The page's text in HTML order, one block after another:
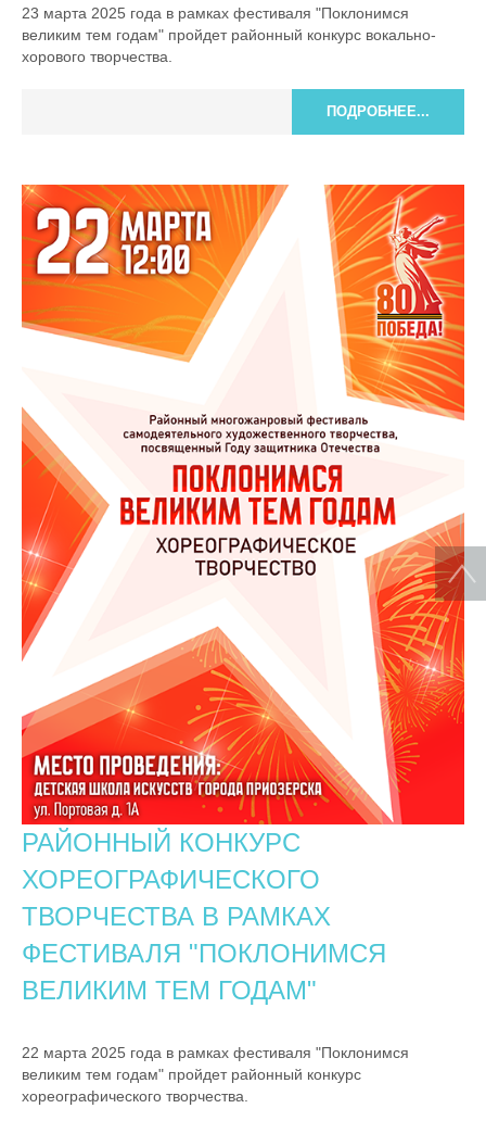
23 марта 2025 года в рамках фестиваля "Поклонимся
великим тем годам" пройдет районный конкурс вокально-
хорового творчества.
ПОДРОБНЕЕ...
РАЙОННЫЙ КОНКУРС
ХОРЕОГРАФИЧЕСКОГО
ТВОРЧЕСТВА В РАМКАХ
ФЕСТИВАЛЯ "ПОКЛОНИМСЯ
ВЕЛИКИМ ТЕМ ГОДАМ"
22 марта 2025 года в рамках фестиваля "Поклонимся
великим тем годам" пройдет районный конкурс
хореографического творчества.